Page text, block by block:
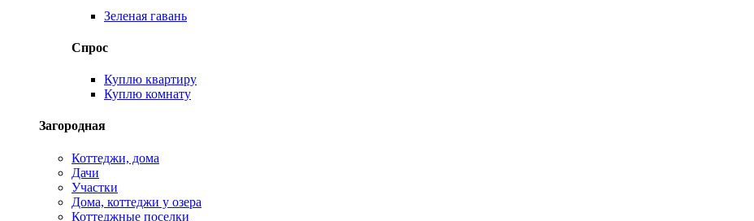
Зеленая гавань
Спрос
Куплю квартиру
Куплю комнату
Загородная
Коттеджи, дома
Дачи
Участки
Дома, коттеджи у озера
Коттеджные поселки